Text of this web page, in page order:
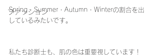
ファッション
Spring・Summer・Autumn・Winterの割合を出
しているみたいです。
私たち診断士も、肌の色は重要視しています！